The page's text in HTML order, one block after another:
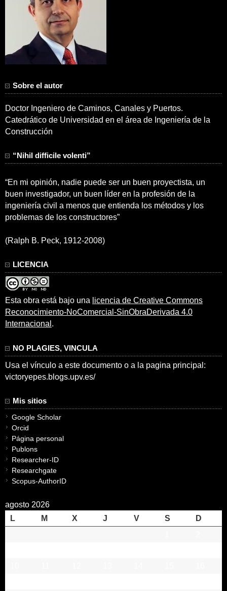
Sobre el autor
Doctor Ingeniero de Caminos, Canales y Puertos.
Catedrático de Universidad en el área de Ingeniería de la
Construcción
“Nihil difficile volenti”
“En mi opinión, nadie puede ser un buen proyectista, un
buen investigador, un buen líder en la profesión de la
ingeniería civil a menos que entienda los métodos y los
problemas de los constructores”
(Ralph B. Peck, 1912-2008)
LICENCIA
Esta obra está bajo una licencia de Creative Commons
Reconocimiento-NoComercial-SinObraDerivada 4.0
Internacional .
NO PLAGIES, VINCULA
Usa el vínculo a este documento o a la pagina principal:
victoryepes.blogs.upv.es/
Mis sitios
Google Scholar
Orcid
Página personal
Publons
Researcher-ID
Researchgate
Scopus-AuthorID
agosto 2026
L
M X J V S
D